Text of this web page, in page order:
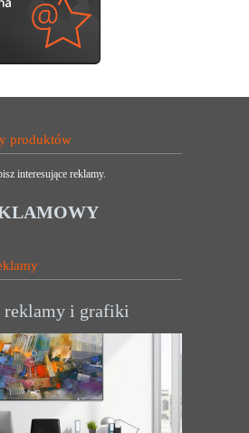
produktów
interesujące reklamy.
reklamy i grafiki